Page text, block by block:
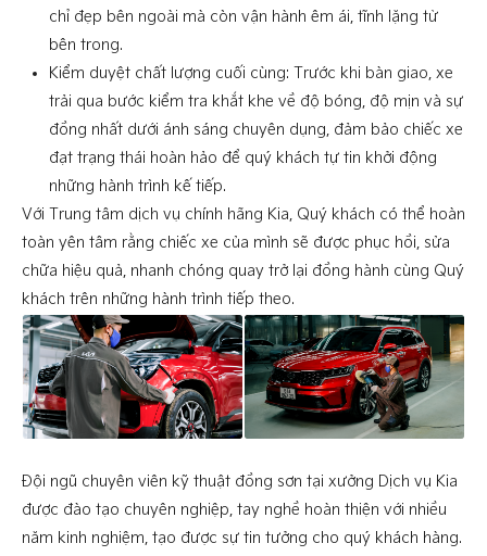
chỉ đẹp bên ngoài mà còn vận hành êm ái, tĩnh lặng từ
bên trong.
Kiểm duyệt chất lượng cuối cùng: Trước khi bàn giao, xe
trải qua bước kiểm tra khắt khe về độ bóng, độ mịn và sự
đồng nhất dưới ánh sáng chuyên dụng, đảm bảo chiếc xe
đạt trạng thái hoàn hảo để quý khách tự tin khởi động
những hành trình kế tiếp.
Với Trung tâm dịch vụ chính hãng Kia, Quý khách có thể hoàn
toàn yên tâm rằng chiếc xe của mình sẽ được phục hồi, sửa
chữa hiệu quả, nhanh chóng quay trở lại đồng hành cùng Quý
khách trên những hành trình tiếp theo.
Đội ngũ chuyên viên kỹ thuật đồng sơn tại xưởng Dịch vụ Kia
được đào tạo chuyên nghiệp, tay nghề hoàn thiện với nhiều
năm kinh nghiệm, tạo được sự tin tưởng cho quý khách hàng.